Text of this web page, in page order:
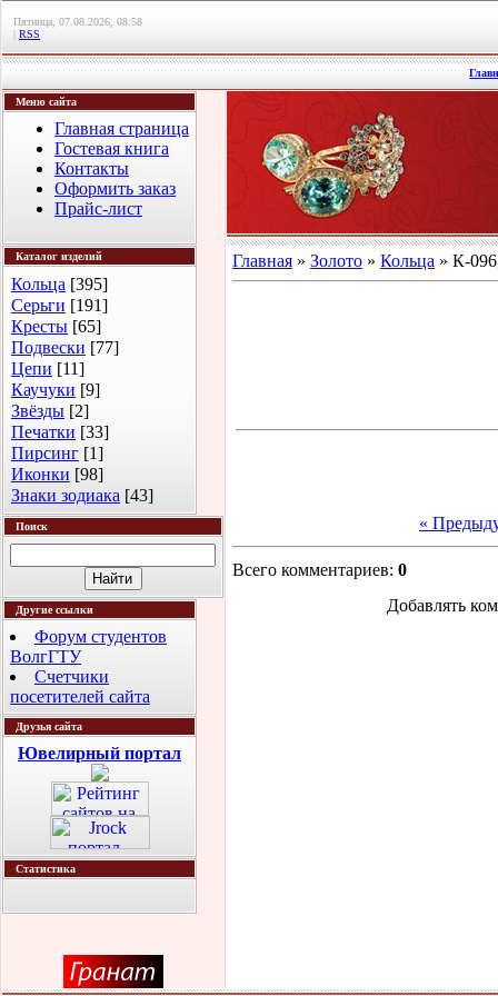
Пятница, 07.08.2026, 08:58
| RSS
Меню сайта
Главная страница
Гостевая книга
Контакты
Оформить заказ
Прайс-лист
Каталог изделий
Кольца [395]
Серьги [191]
Кресты [65]
Подвески [77]
Цепи [11]
Каучуки [9]
Звёзды [2]
Печатки [33]
Пирсинг [1]
Иконки [98]
Знаки зодиака [43]
Поиск
Другие ссылки
Форум студентов
ВолгГТУ
Счетчики
посетителей сайта
Друзья сайта
Ювелирный портал
Статистика
Главная » Золото » Кольца » К-
«
Всего комментариев: 0
Добавлять